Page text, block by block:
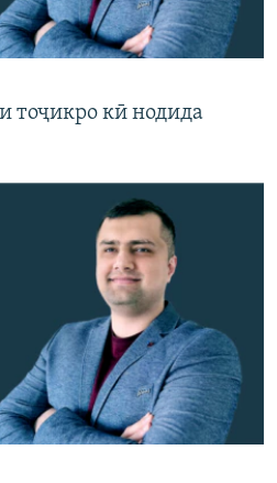
тоҷикро кӣ нодида